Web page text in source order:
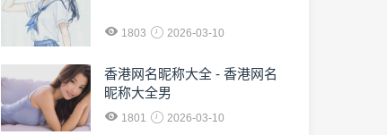
1803 2026-03-10
香港网名昵称大全 - 香港网名
昵称大全男
1801 2026-03-10